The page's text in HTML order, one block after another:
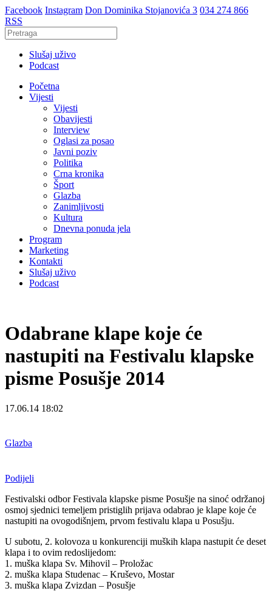
Facebook Instagram Don Dominika Stojanovića 3 034 274 866
RSS
Slušaj uživo
Podcast
Početna
Vijesti
Vijesti
Obavijesti
Interview
Oglasi za posao
Javni poziv
Politika
Crna kronika
Šport
Glazba
Zanimljivosti
Kultura
Dnevna ponuda jela
Program
Marketing
Kontakti
Slušaj uživo
Podcast
Odabrane klape koje će
nastupiti na Festivalu klapske
pisme Posušje 2014
17.06.14 18:02
Glazba
Podijeli
Festivalski odbor Festivala klapske pisme Posušje na sinoć održanoj
osmoj sjednici temeljem pristiglih prijava odabrao je klape koje će
nastupiti na ovogodišnjem, prvom festivalu klapa u Posušju.
U subotu, 2. kolovoza u konkurenciji muških klapa nastupit će deset
klapa i to ovim redoslijedom:
1. muška klapa Sv. Mihovil – Proložac
2. muška klapa Studenac – Kruševo, Mostar
3. muška klapa Zvizdan – Posušje